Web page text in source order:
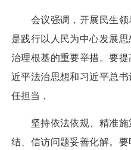
会议强调，开展民生领
是践行以人民为中心发展
治理根基的重要举措。要
近平法治思想和习近平总
任担当，
坚持依法依规、精准施
结、信访问题妥善化解。